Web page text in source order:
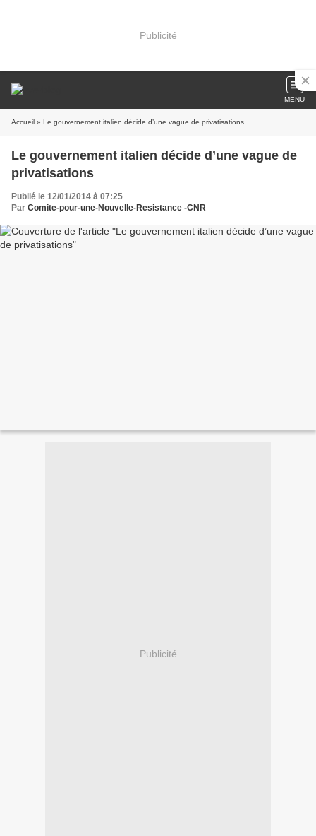
Publicité
MENU
Accueil » Le gouvernement italien décide d’une vague de privatisations
Le gouvernement italien décide d’une vague de
privatisations
Publié le 12/01/2014 à 07:25
Par Comite-pour-une-Nouvelle-Resistance -CNR
Publicité